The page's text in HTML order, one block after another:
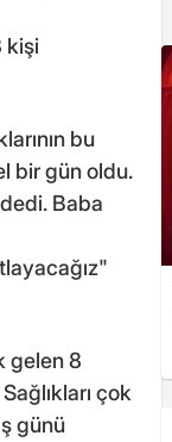
kişi
bu
bir gün oldu.
Baba
gelen 8
çok
günü